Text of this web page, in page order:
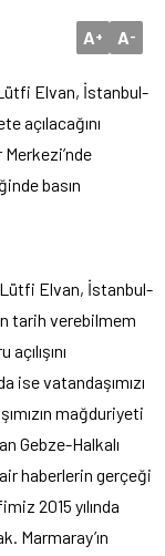
A+ A-
Elvan, İstanbul-
açılacağını
basın
Lütfi Elvan, İstanbul-
tarih verebilmem
ise vatandaşımızı
mağduriyeti
Gebze-Halkalı
haberlerin gerçeği
2015 yılında
Marmaray’ın